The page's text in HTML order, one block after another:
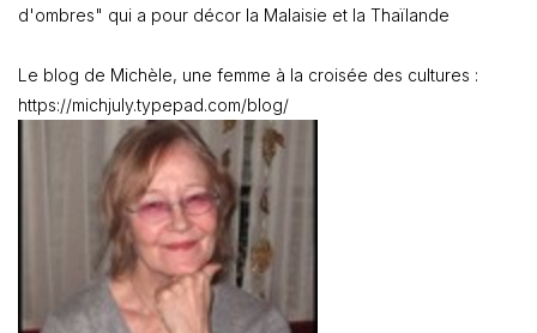
d'ombres" qui a pour décor la Malaisie et la Thaïlande
Le blog de Michèle, une femme à la croisée des cultures :
https://michjuly.typepad.com/blog/